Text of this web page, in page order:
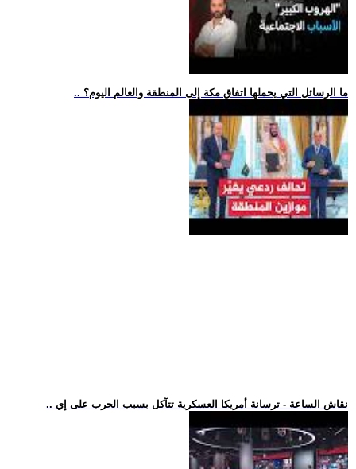
.. ما الرسائل التي يحملها اتفاق مكة إلى المنطقة والعالم اليوم؟
.. نقاش الساعة - ترسانة أمريكا العسكرية تتآكل بسبب الحرب على إي